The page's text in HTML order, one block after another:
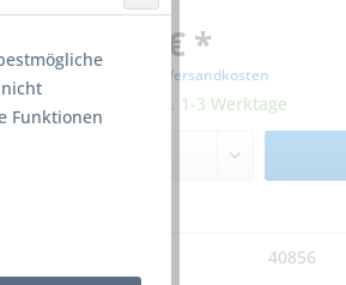
339,00 € *
inkl. MwSt. zzgl. Versandkosten
Lieferzeit ca. 1-3 Werktage
40856
Funktionen